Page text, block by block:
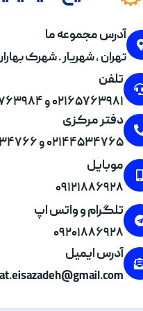
آدرس مجموعه ما
تهران , شهریار . شهرک
تلفن
۰۲۱۶۵۷۶۳۹۸۱ و ۰۲۱۶۵۷۶۳۹۸۴
دفتر مرکزی
۰۲۱۴۴۵۳۴۷۶۵ و ۰۲۱۴۴۵۳۴۷۶۶
موبایل
۰۹۱۲۱۸۸۶۹۲۸
تلگرام و واتس اپ
۰۹۲۰۱۸۸۶۹۲۸
آدرس ایمیل